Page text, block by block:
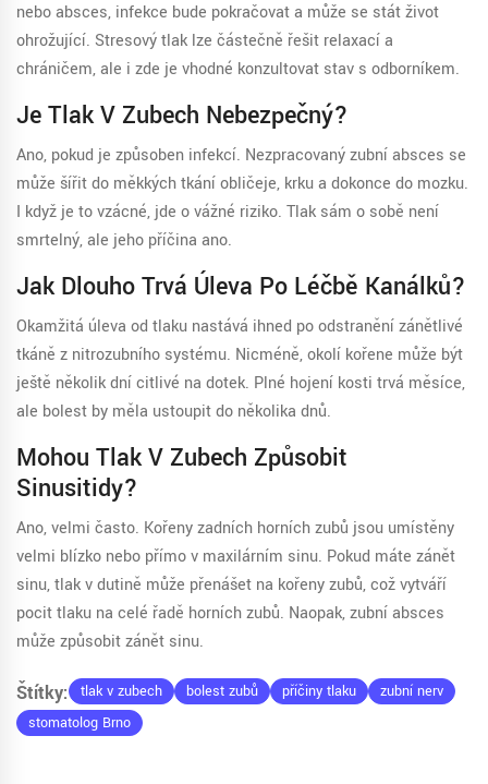
nebo absces, infekce bude pokračovat a může se stát život
ohrožující. Stresový tlak lze částečně řešit relaxací a
chráničem, ale i zde je vhodné konzultovat stav s odborníkem.
Je Tlak V Zubech Nebezpečný?
Ano, pokud je způsoben infekcí. Nezpracovaný zubní absces se
může šířit do měkkých tkání obličeje, krku a dokonce do mozku.
I když je to vzácné, jde o vážné riziko. Tlak sám o sobě není
smrtelný, ale jeho příčina ano.
Jak Dlouho Trvá Úleva Po Léčbě Kanálků?
Okamžitá úleva od tlaku nastává ihned po odstranění zánětlivé
tkáně z nitrozubního systému. Nicméně, okolí kořene může být
ještě několik dní citlivé na dotek. Plné hojení kosti trvá měsíce,
ale bolest by měla ustoupit do několika dnů.
Mohou Tlak V Zubech Způsobit
Sinusitidy?
Ano, velmi často. Kořeny zadních horních zubů jsou umístěny
velmi blízko nebo přímo v maxilárním sinu. Pokud máte zánět
sinu, tlak v dutině může přenášet na kořeny zubů, což vytváří
pocit tlaku na celé řadě horních zubů. Naopak, zubní absces
může způsobit zánět sinu.
Štítky: tlak v zubech bolest zubů příčiny tlaku
zubní nerv
stomatolog Brno